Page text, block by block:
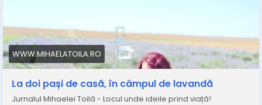
WWW.MIHAELATOILA.RO
La doi pași de casă, în câmpul de lavandă
Jurnalul Mihaelei Toilă - Locul unde ideile prind viață!